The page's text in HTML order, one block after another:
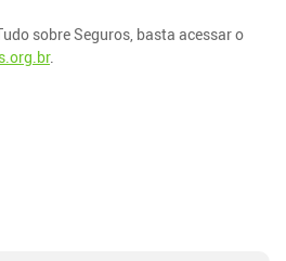
sobre Seguros, basta acessar o
.